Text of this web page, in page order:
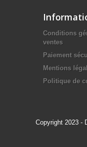
Conditions
ventes
Paiement
Mentions
Politique de
Copyright 2023 -